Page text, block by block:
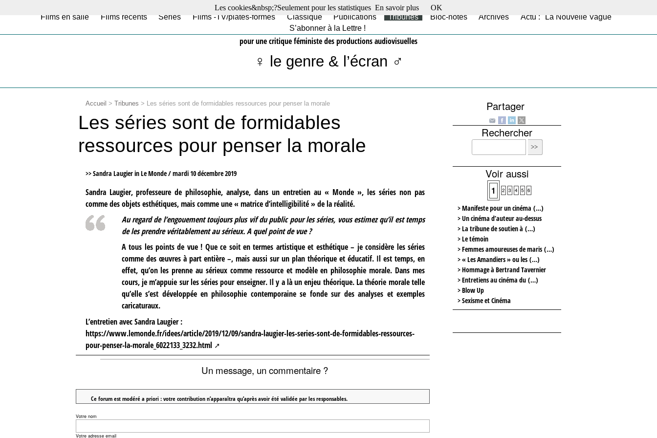
Films en salle Films récents Séries Films -TV/plates-formes Classique Publications Tribunes Bloc-notes Archives
Actu : "La Nouvelle Vague"
S’abonner à la Lettre !
pour une critique féministe des productions audiovisuelles
♀ le genre & l’écran ♂
Accueil > Tribunes > Les séries sont de formidables ressources pour penser la morale
Les séries sont de formidables
ressources pour penser la morale
>> Sandra Laugier in Le Monde /mardi 10 décembre 2019
Sandra Laugier, professeure de philosophie, analyse, dans un entretien au « Monde », les séries non pas
comme des objets esthétiques, mais comme une « matrice d’intelligibilité » de la réalité.
Au regard de l’engouement toujours plus vif du public pour les séries, vous estimez qu’il est temps
de les prendre véritablement au sérieux. A quel point de vue ?
A tous les points de vue ! Que ce soit en termes artistique et esthétique – je considère les séries
comme des œuvres à part entière –, mais aussi sur un plan théorique et éducatif. Il est temps, en
effet, qu’on les prenne au sérieux comme ressource et modèle en philosophie morale. Dans mes
cours, je m’appuie sur les séries pour enseigner. Il y a là un enjeu théorique. La théorie morale telle
qu’elle s’est développée en philosophie contemporaine se fonde sur des analyses et exemples
caricaturaux.
L’entretien avec Sandra Laugier :
https://www.lemonde.fr/idees/article/2019/12/09/sandra-laugier-les-series-sont-de-formidables-ressources-
pour-penser-la-morale_6022133_3232.html
Un message, un commentaire ?
Ce forum est modéré a priori : votre contribution n’apparaîtra qu’après avoir été validée par les responsables.
Votre nom
Votre adresse email
Partager
Rechercher
Voir aussi
1 2 3 4 5 6
> Manifeste pour un cinéma (…)
> Un cinéma d’auteur au-dessus
> La tribune de soutien à (…)
> Le témoin
> Femmes amoureuses de maris (…)
> « Les Amandiers » ou les (…)
> Hommage à Bertrand Tavernier
> Entretiens au cinéma du (…)
> Blow Up
> Sexisme et Cinéma
Les cookies&nbsp;?Seulement pour les statistiques En savoir plus OK